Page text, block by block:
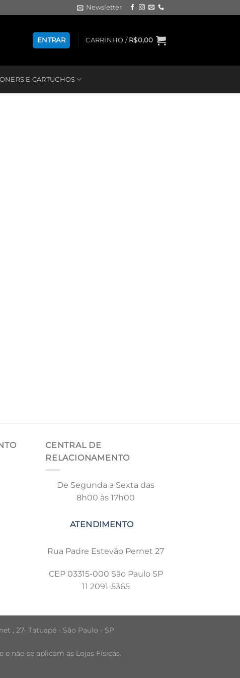
Newsletter
ENTRAR CARRINHO / R$0,00
E CARTUCHOS
CENTRAL DE
RELACIONAMENTO
De Segunda a Sexta das
8h00 às 17h00
Rua Padre Estevão Pernet 27
CEP 03315-000 São Paulo SP
11 2091-5365
, 27- Tatuapé - São Paulo - SP
não se aplicam às Lojas Físicas.